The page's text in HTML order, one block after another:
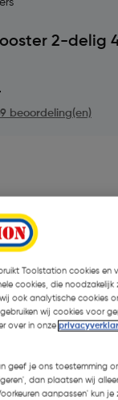
2-delig
beoordeling(en)
Toolstation cookies en
cookies, die noodzakelijk
ook analytische cookies
wij cookies voor
over in onze
geef je ons toestemming
dan plaatsen wij
aanpassen' kun je